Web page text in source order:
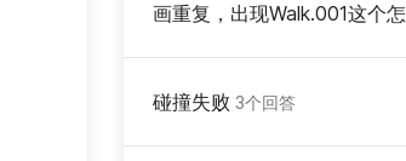
画重复，出现Walk.001这个
碰撞失败 3个回答